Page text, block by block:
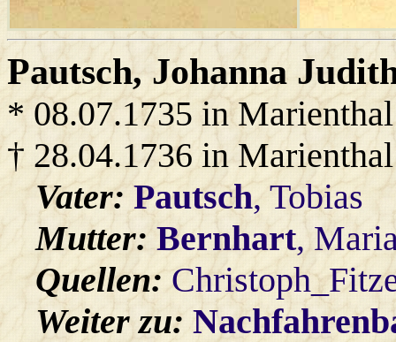
Pautsch, Johanna
* 08.07.1735 in Marienthal
† 28.04.1736 in Marienthal
Vater:Pautsch, Tobias
Mutter:Bernhart,
Quellen:
Weiter zu: